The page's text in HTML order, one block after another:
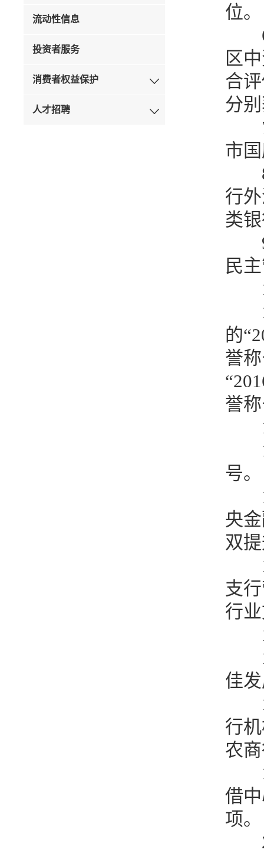
流动性信息
投资者服务
消费者权益保护
人才招聘
位
区
合
分
市
行
类
民
的
誉
誉
号
央
双
支
行
佳
行
农
借
项